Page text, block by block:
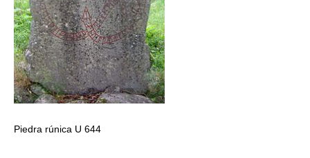
Piedra rúnica U 644